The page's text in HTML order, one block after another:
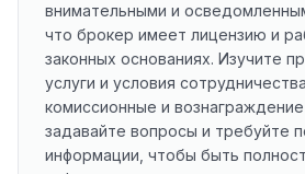
внимательными и
что брокер имеет лицензию и
законных основаниях. Изучите
услуги и условия
комиссионные и
задавайте вопросы и требуйте
информации, чтобы быть